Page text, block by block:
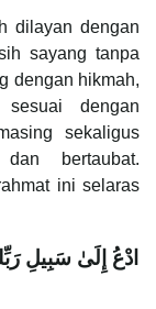
dilayan dengan
sayang tanpa
dengan hikmah,
sesuai dengan
sekaligus
bertaubat.
ini selaras
ادْعُ إِلَىٰ سَبِيلِ